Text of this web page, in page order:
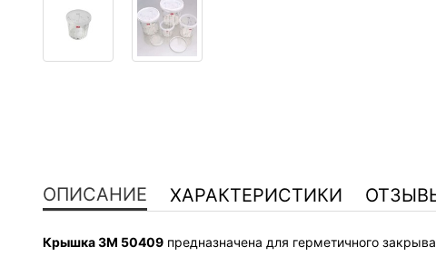
ОПИСАНИЕ ХАРАКТЕРИСТИКИ
Крышка 3M 50409 предназначена для герметичного